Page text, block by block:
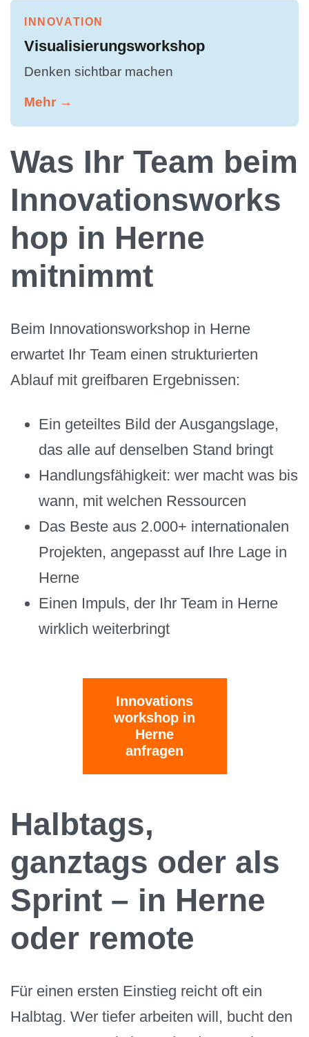
INNOVATION
Visualisierungsworkshop
Denken sichtbar machen
Mehr →
Was Ihr Team beim
Innovationsworks
hop in Herne
mitnimmt
Beim Innovationsworkshop in Herne
erwartet Ihr Team einen strukturierten
Ablauf mit greifbaren Ergebnissen:
Ein geteiltes Bild der Ausgangslage,
das alle auf denselben Stand bringt
Handlungsfähigkeit: wer macht was bis
wann, mit welchen Ressourcen
Das Beste aus 2.000+ internationalen
Projekten, angepasst auf Ihre Lage in
Herne
Einen Impuls, der Ihr Team in Herne
wirklich weiterbringt
Innovations
workshop in
Herne
anfragen
Halbtags,
ganztags oder als
Sprint – in Herne
oder remote
Für einen ersten Einstieg reicht oft ein
Halbtag. Wer tiefer arbeiten will, bucht den